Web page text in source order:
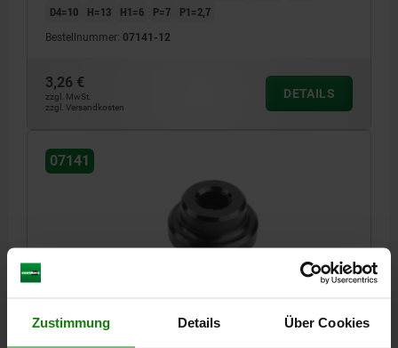
Zustimmung Details Über Cookies
D4=10
H=13 H1=6 P=7 P1=2,7
Bestellnummer: 07141-12
3,26 €
zzgl. MwSt.
zzgl. Versandkosten
DETAILS
07141
D1=10,1, AUTOM.STAHL BRÜN. U. EINSATZGEHÄRTET